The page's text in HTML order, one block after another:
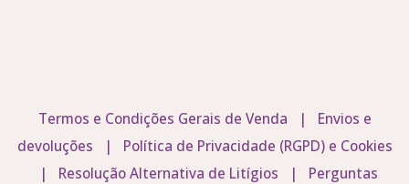
Termos e Condições Gerais de Venda | Envios e
devoluções | Política de Privacidade (RGPD) e Cookies
| Resolução Alternativa de Litígios | Perguntas